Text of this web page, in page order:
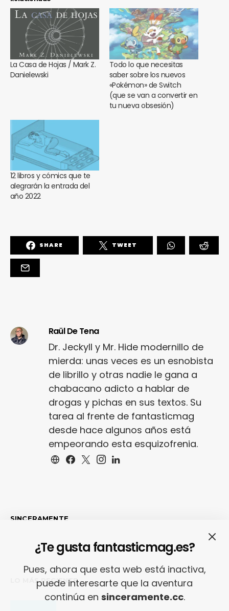
La Casa de Hojas / Mark Z.
Danielewski
Todo lo que necesitas
saber sobre los nuevos
«Pokémon» de Switch
(que se van a convertir en
tu nueva obsesión)
12 libros y cómics que te
alegrarán la entrada del
año 2022
SHARE TWEET
Raül De Tena
Dr. Jeckyll y Mr. Hide modernillo de
mierda: unas veces es un esnobista
de librillo y otras nadie le gana a
chabacano adicto a hablar de
drogas y pichas en sus textos. Su
tarea al frente de fantasticmag
desde hace algunos años está
empeorando esta esquizofrenia.
SINCERAMENTE
LO MÁS RECIENTE
¿Te gusta fantasticmag.es?
Pues, ahora que esta web está inactiva,
puede interesarte que la aventura
continúa en sinceramente.cc.